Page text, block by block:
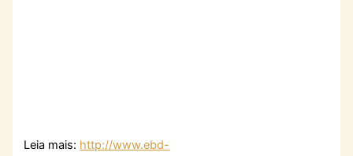
Leia mais: http://www.ebd-